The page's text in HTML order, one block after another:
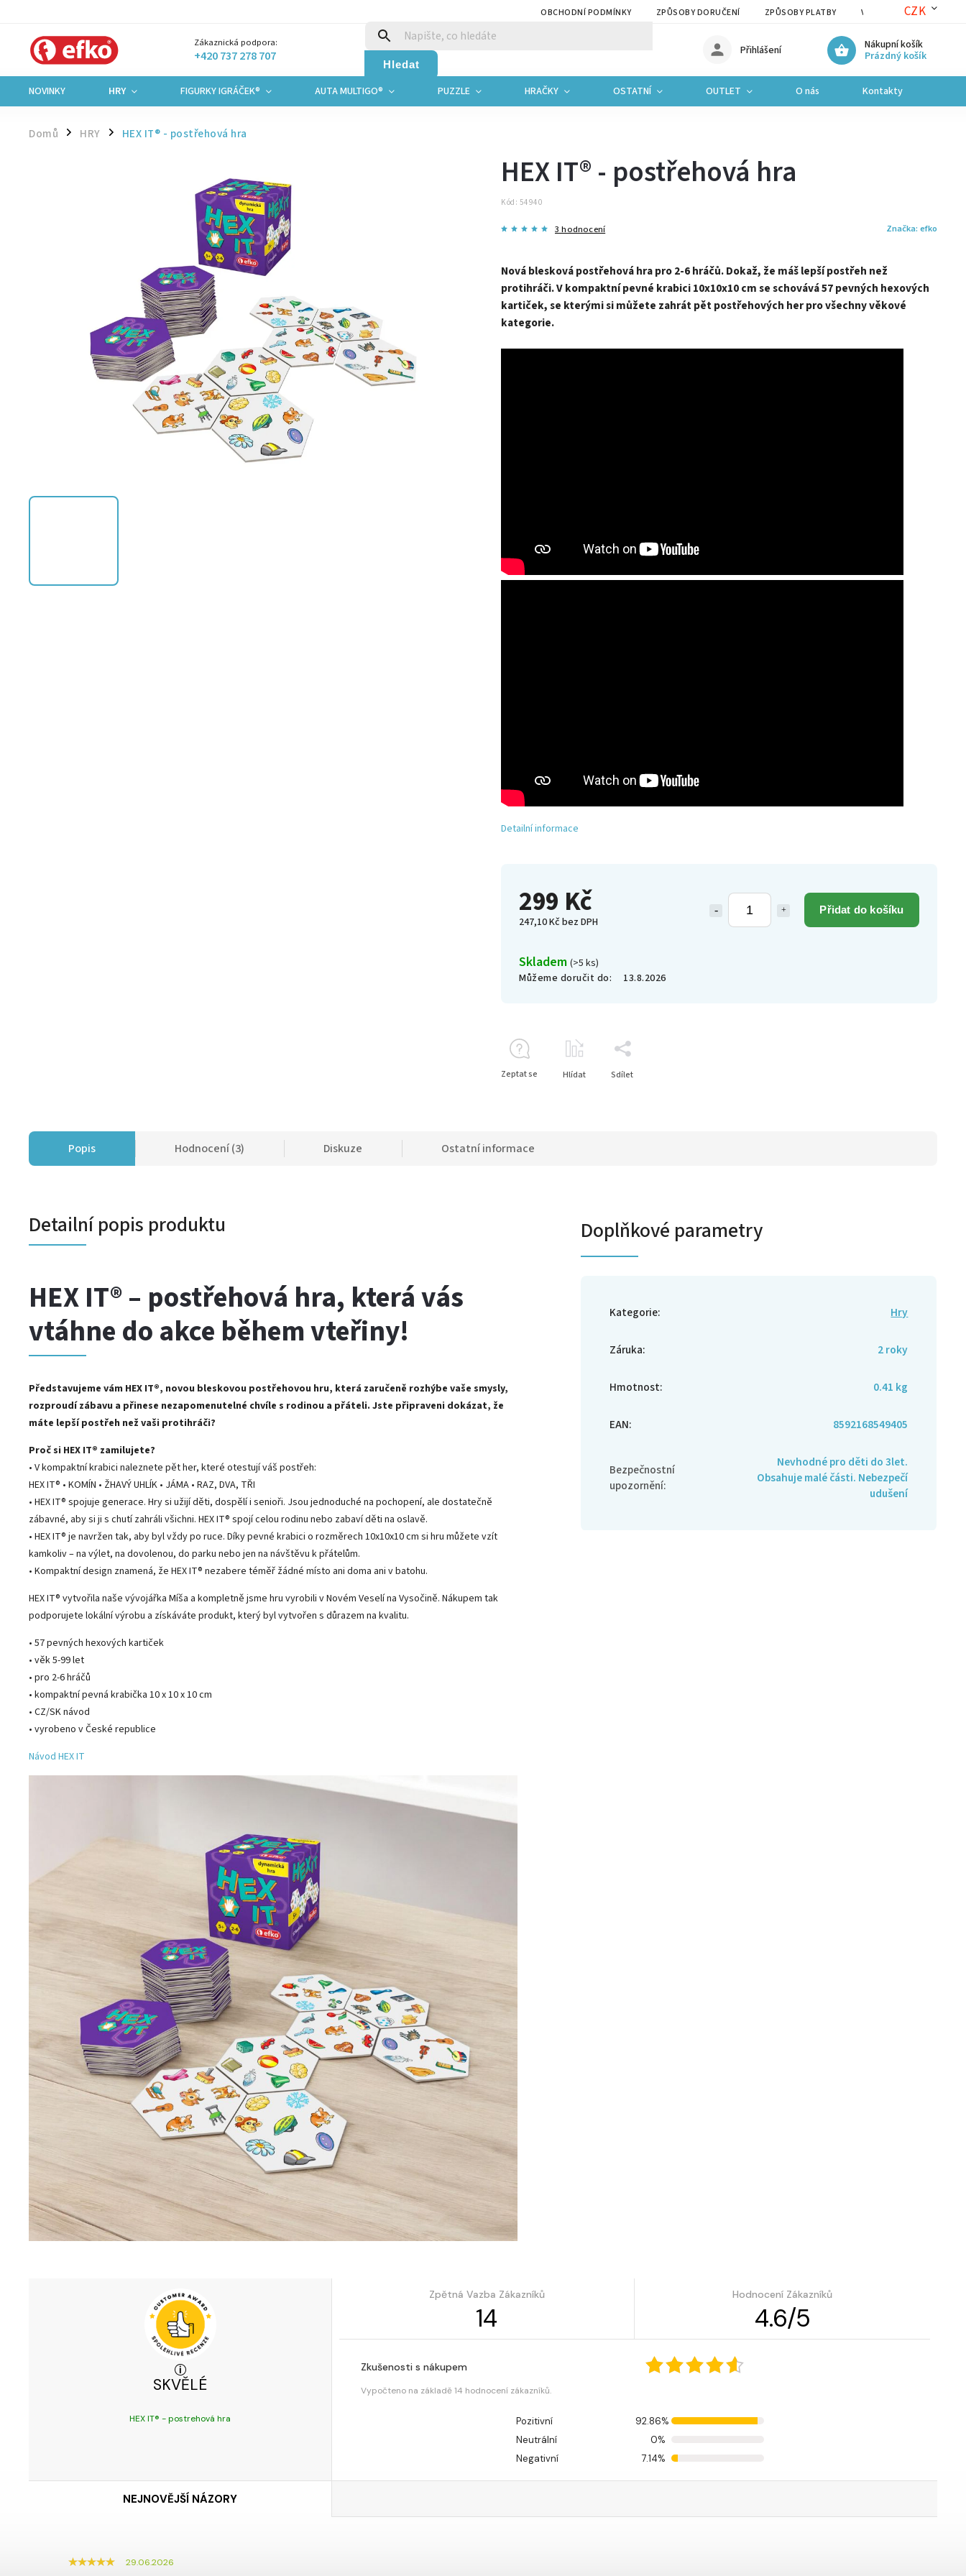
OBCHODNÍ PODMÍNKY ZPŮSOBY DORUČENÍ ZPŮSOBY PLATBY VRÁCENÍ ZBOŽÍ A
CZK
Zákaznická podpora:
+420 737 278 707 Hledat
Nákupní košík
Prázdný košík
Přihlášení
NOVINKY HRY FIGURKY IGRÁČEK® AUTA MULTIGO® PUZZLE HRAČKY OSTATNÍ OUTLET O nás Kontakty
Domů / HRY / HEX IT® - postřehová hra
299 Kč
247,10 Kč bez DPH
Přidat do košíku
Skladem (>5 ks)
Můžeme doručit do:
13.8.2026
HEX IT® - postřehová hra
Kód: 54940
3 hodnocení Značka: efko
Nová blesková postřehová hra pro 2-6 hráčů. Dokaž, že máš lepší postřeh než
protihráči. V kompaktní pevné krabici 10x10x10 cm se schovává 57 pevných hexových
kartiček, se kterými si můžete zahrát pět postřehových her pro všechny věkové
kategorie.
Detailní informace
Zeptat se Hlídat Sdílet
Popis Hodnocení (3) Diskuze Ostatní informace
Detailní popis produktu
HEX IT® – postřehová hra, která vás
vtáhne do akce během vteřiny!
Představujeme vám HEX IT®, novou bleskovou postřehovou hru, která zaručeně rozhýbe vaše smysly,
rozproudí zábavu a přinese nezapomenutelné chvíle s rodinou a přáteli. Jste připraveni dokázat, že
máte lepší postřeh než vaši protihráči?
Proč si HEX IT® zamilujete?
• V kompaktní krabici naleznete pět her, které otestují váš postřeh:
HEX IT® • KOMÍN • ŽHAVÝ UHLÍK • JÁMA • RAZ, DVA, TŘI
• HEX IT® spojuje generace. Hry si užijí děti, dospělí i senioři. Jsou jednoduché na pochopení, ale dostatečně
zábavné, aby si ji s chutí zahráli všichni. HEX IT® spojí celou rodinu nebo zabaví děti na oslavě.
• HEX IT® je navržen tak, aby byl vždy po ruce. Díky pevné krabici o rozměrech 10x10x10 cm si hru můžete vzít
kamkoliv – na výlet, na dovolenou, do parku nebo jen na návštěvu k přátelům.
• Kompaktní design znamená, že HEX IT® nezabere téměř žádné místo ani doma ani v batohu.
HEX IT® vytvořila naše vývojářka Míša a kompletně jsme hru vyrobili v Novém Veselí na Vysočině. Nákupem tak
podporujete lokální výrobu a získáváte produkt, který byl vytvořen s důrazem na kvalitu.
• 57 pevných hexových kartiček
• věk 5-99 let
• pro 2-6 hráčů
• kompaktní pevná krabička 10 x 10 x 10 cm
• CZ/SK návod
• vyrobeno v České republice
Návod HEX IT
Doplňkové parametry
Kategorie: Hry
Záruka: 2 roky
Hmotnost: 0.41 kg
EAN: 8592168549405
Bezpečnostní
upozornění:
Nevhodné pro děti do 3let.
Obsahuje malé části. Nebezpečí
udušení
SKVĚLÉ
HEX IT® - postrehová hra
Zpětná Vazba Zákazníků
14
Hodnocení Zákazníků
4.6/5
Zkušenosti s nákupem
Vypočteno na základě 14 hodnocení zákazníků.
Pozitivní
92.86%
Neutrální
0%
Negativní
7.14%
NEJNOVĚJŠÍ NÁZORY
29.06.2026